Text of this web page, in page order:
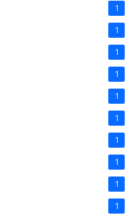
1
1
1
1
1
1
1
1
1
1